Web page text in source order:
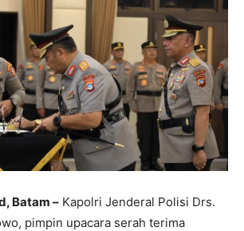
Batam – Kapolri Jenderal Polisi Drs.
pimpin upacara serah terima